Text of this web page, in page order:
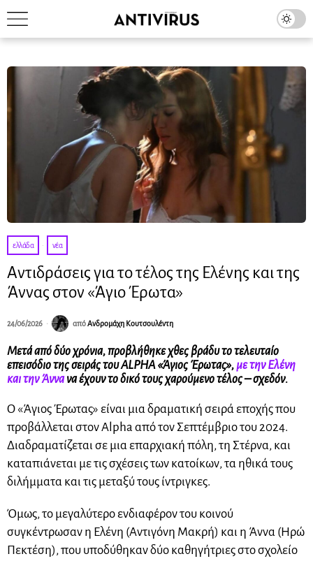
ελλάδα · νέα
Αντιδράσεις για το τέλος της Ελένης και της
Άννας στον «Άγιο Έρωτα»
24/06/2026 απόΑνδρομάχη Κουτσουλέντη
Μετά από δύο χρόνια, προβλήθηκε χθες βράδυ το τελευταίο
επεισόδιο της σειράς του ALPHA «Άγιος Έρωτας»,με την Ελένη
και την Άννανα έχουν το δικό τους χαρούμενο τέλος – σχεδόν.
Ο «Άγιος Έρωτας» είναι μια δραματική σειρά εποχής που
προβάλλεται στον Alpha από τον Σεπτέμβριο του 2024.
Διαδραματίζεται σε μια επαρχιακή πόλη, τη Στέρνα, και
καταπιάνεται με τις σχέσεις των κατοίκων, τα ηθικά τους
διλήμματα και τις μεταξύ τους ίντριγκες.
Όμως, το μεγαλύτερο ενδιαφέρον του κοινού
συγκέντρωσαν η Ελένη (Αντιγόνη Μακρή) και η Άννα (Ηρώ
Πεκτέση), που υποδύθηκαν δύο καθηγήτριες στο σχολείο